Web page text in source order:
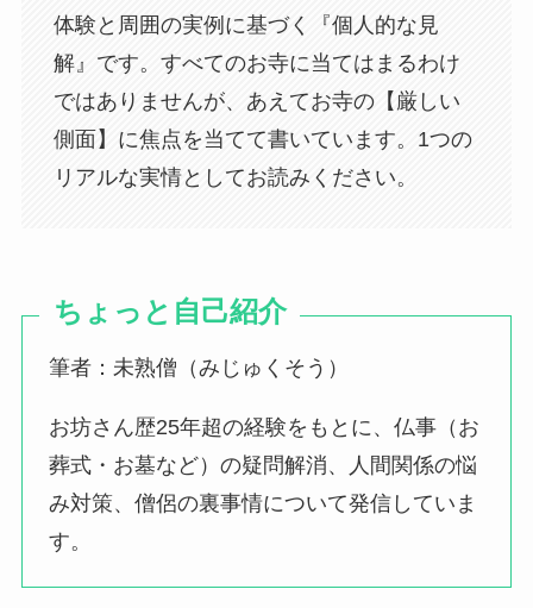
体験と周囲の実例に基づく『個人的な見
解』です。すべてのお寺に当てはまるわけ
ではありませんが、あえてお寺の【厳しい
側面】に焦点を当てて書いています。1つの
リアルな実情としてお読みください。
ちょっと自己紹介
筆者：未熟僧（みじゅくそう）
お坊さん歴25年超の経験をもとに、仏事（お
葬式・お墓など）の疑問解消、人間関係の悩
み対策、僧侶の裏事情について発信していま
す。